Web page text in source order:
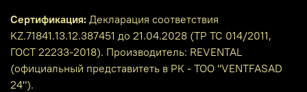
Сертификация: Декларация соответствия
KZ.71841.13.12.387451 до 21.04.2028 (ТР ТС 014/2011,
ГОСТ 22233-2018). Производитель: REVENTAL
(официальный представитеть в РК - ТОО "VENTFASAD
24").